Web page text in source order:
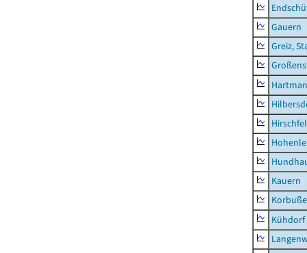
Gauern
Greiz,
Kauern
Kühdorf